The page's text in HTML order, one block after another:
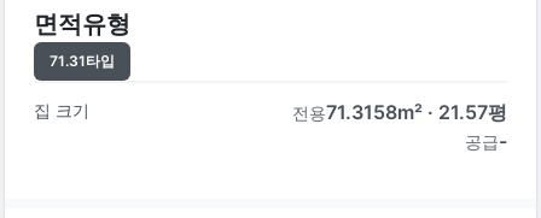
면적유형
71.31타입
집 크기 전용71.3158m² · 21.57평
공급-